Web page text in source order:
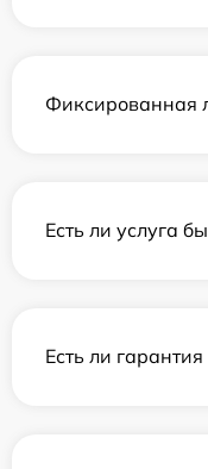
Фиксированная
Есть ли услуга
Есть ли